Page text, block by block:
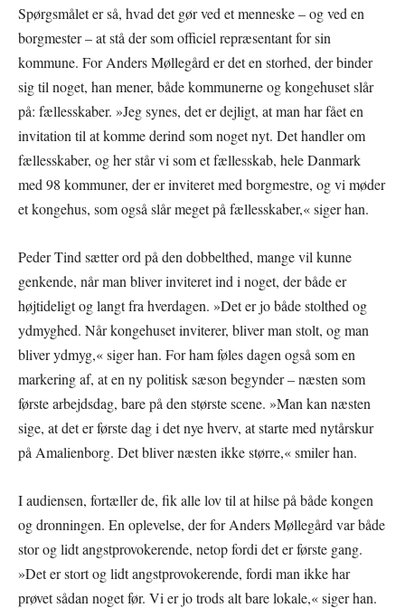
Spørgsmålet er så, hvad det gør ved et menneske – og ved en
borgmester – at stå der som officiel repræsentant for sin
kommune. For Anders Møllegård er det en storhed, der binder
sig til noget, han mener, både kommunerne og kongehuset slår
på: fællesskaber. »Jeg synes, det er dejligt, at man har fået en
invitation til at komme derind som noget nyt. Det handler om
fællesskaber, og her står vi som et fællesskab, hele Danmark
med 98 kommuner, der er inviteret med borgmestre, og vi møder
et kongehus, som også slår meget på fællesskaber,« siger han.
Peder Tind sætter ord på den dobbelthed, mange vil kunne
genkende, når man bliver inviteret ind i noget, der både er
højtideligt og langt fra hverdagen. »Det er jo både stolthed og
ydmyghed. Når kongehuset inviterer, bliver man stolt, og man
bliver ydmyg,« siger han. For ham føles dagen også som en
markering af, at en ny politisk sæson begynder – næsten som
første arbejdsdag, bare på den største scene. »Man kan næsten
sige, at det er første dag i det nye hverv, at starte med nytårskur
på Amalienborg. Det bliver næsten ikke større,« smiler han.
I audiensen, fortæller de, fik alle lov til at hilse på både kongen
og dronningen. En oplevelse, der for Anders Møllegård var både
stor og lidt angstprovokerende, netop fordi det er første gang.
»Det er stort og lidt angstprovokerende, fordi man ikke har
prøvet sådan noget før. Vi er jo trods alt bare lokale,« siger han.